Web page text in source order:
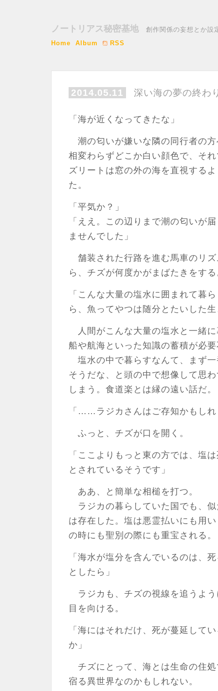
ノートリアス秘密基地
創作関係の妄想とか設
Home
Album RSS
2014.05.11 深い海の夢の終わ
「海が近くなってきたな」
潮の匂いが嫌いな隣の同行者の
相変わらずどこか白い顔色で、そ
ズリートは窓の外の海を直視する
た。
「平気か？」
「ええ。この辺りまで潮の匂いが
ませんでした」
舗装された行路を進む馬車のリ
ら、チズが何度かがまばたきをす
「こんな大量の塩水に囲まれて暮
ら、魚ってやつは随分とたいした
人間がこんな大量の塩水と一緒
船や航海といった知識の蓄積が必
塩水の中で暮らすなんて、まず
そうだな、と頭の中で想像して思
しまう。食道楽とは縁の遠い話だ。
「……ラジカさんはご存知かもし
ふっと、チズが口を開く。
「ここよりもっと東の方では、塩
とされているそうです」
ああ、と簡単な相槌を打つ。
ラジカの暮らしていた国でも、
は存在した。塩は悪霊払いにも用
の時にも聖別の際にも重宝される。
「海水が塩分を含んでいるのは、
としたら」
ラジカも、チズの視線を追うよ
目を向ける。
「海にはそれだけ、死が蔓延して
か」
チズにとって、海とは生命の住
宿る異世界なのかもしれない。